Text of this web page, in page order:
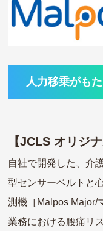
人力移乗がも
【JCLS オリジ
自社で開発した、介
型センサーベルトと
測機［Malpos Major/
業務における腰痛リ